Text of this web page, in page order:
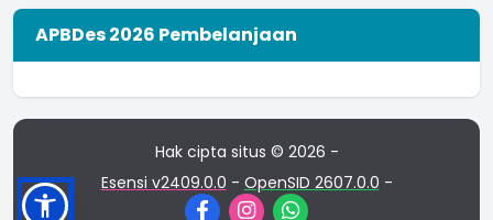
APBDes 2026 Pembelanjaan
Hak cipta situs © 2026 -
Esensi v2409.0.0 - OpenSID 2607.0.0 -